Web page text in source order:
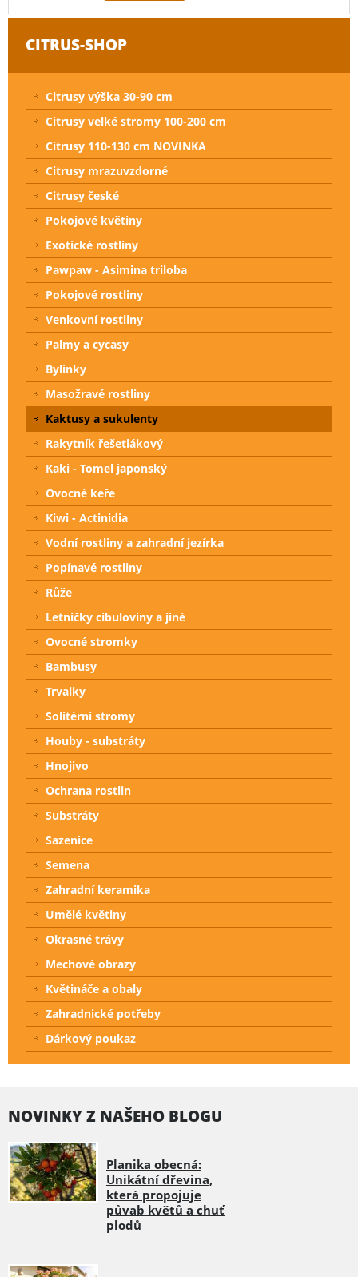
CITRUS-SHOP
Citrusy výška 30-90 cm
Citrusy velké stromy 100-200 cm
Citrusy 110-130 cm NOVINKA
Citrusy mrazuvzdorné
Citrusy české
Pokojové květiny
Exotické rostliny
Pawpaw - Asimina triloba
Pokojové rostliny
Venkovní rostliny
Palmy a cycasy
Bylinky
Masožravé rostliny
Kaktusy a sukulenty
Rakytník řešetlákový
Kaki - Tomel japonský
Ovocné keře
Kiwi - Actinidia
Vodní rostliny a zahradní jezírka
Popínavé rostliny
Růže
Letničky cibuloviny a jiné
Ovocné stromky
Bambusy
Trvalky
Solitérní stromy
Houby - substráty
Hnojivo
Ochrana rostlin
Substráty
Sazenice
Semena
Zahradní keramika
Umělé květiny
Okrasné trávy
Mechové obrazy
Květináče a obaly
Zahradnické potřeby
Dárkový poukaz
NOVINKY Z NAŠEHO BLOGU
Planika obecná:
Unikátní dřevina,
která propojuje
půvab květů a chuť
plodů